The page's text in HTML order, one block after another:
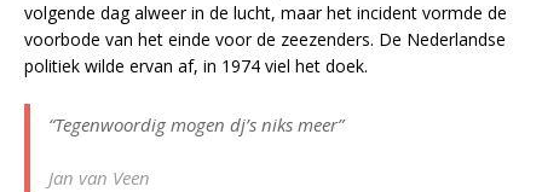
volgende dag alweer in de lucht, maar het incident vormde de
voorbode van het einde voor de zeezenders. De Nederlandse
politiek wilde ervan af, in 1974 viel het doek.
“Tegenwoordig mogen dj’s niks meer”
Jan van Veen